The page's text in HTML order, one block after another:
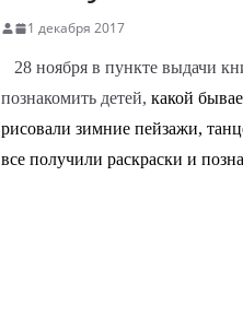
1 декабря 2017
28 ноября в пункте выдачи
познакомить детей, какой
рисовали зимние пейзажи,
все получили раскраски и